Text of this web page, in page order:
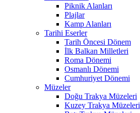
Piknik Alanları
Plajlar
Kamp Alanları
Tarihi Eserler
Tarih Öncesi Dönem
İlk Balkan Milletleri
Roma Dönemi
Osmanlı Dönemi
Cumhuriyet Dönemi
Müzeler
Doğu Trakya Müzeleri
Kuzey Trakya Müzeleri